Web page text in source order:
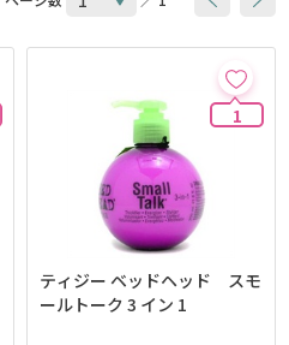
1
ティジー ベッドヘッド スモ
ールトーク 3 イン 1